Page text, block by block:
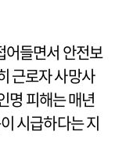
어들면서 안전보
근로자 사망사
명 피해는 매년
시급하다는 지